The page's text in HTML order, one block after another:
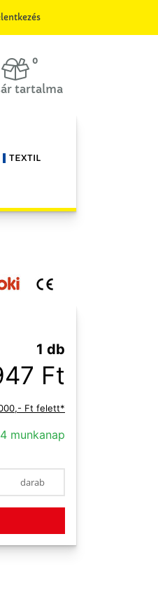
0
tartalma
TEXTIL
1 db
Ft
Ft felett*
munkanap
darab